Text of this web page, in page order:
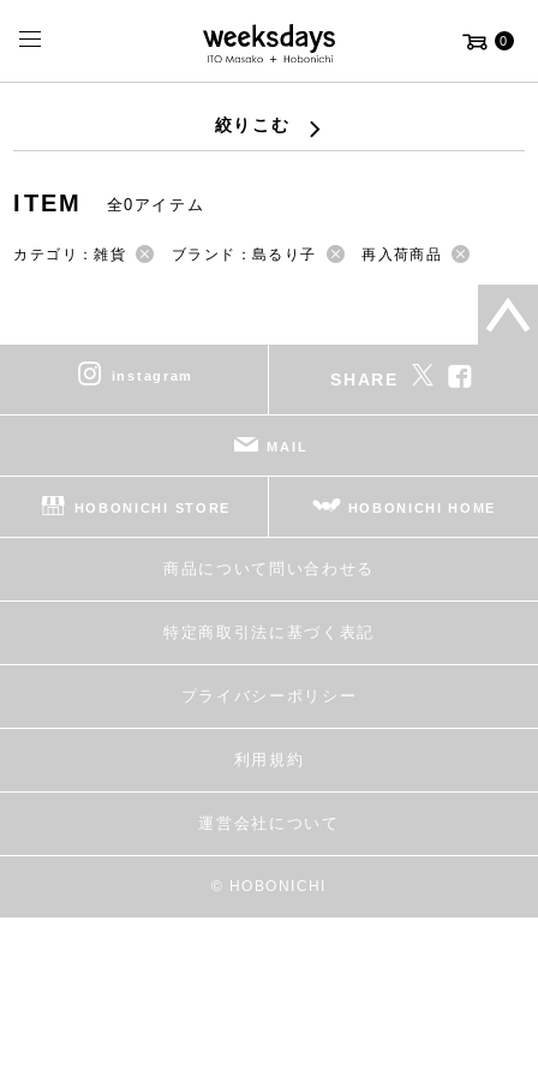
0
絞りこむ
ITEM 全0アイテム
カテゴリ：雑貨 ブランド：島るり子 再入荷商品
instagram SHARE
MAIL
HOBONICHI STORE HOBONICHI HOME
商品について問い合わせる
特定商取引法に基づく表記
プライバシーポリシー
利用規約
運営会社について
© HOBONICHI